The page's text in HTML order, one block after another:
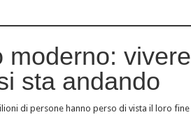
moderno: vivere
sta andando
di persone hanno perso di vista il loro fine